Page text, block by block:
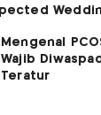
Mengenal
Wajib
Teratur